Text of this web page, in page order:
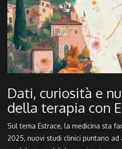
Dati, curiosità e
della terapia con
Sul tema Estrace, la medicina sta
2025, nuovi studi clinici puntano